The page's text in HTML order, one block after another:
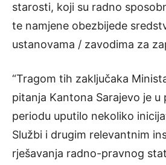
starosti, koji su radno
te namjene obezbijede
ustanovama / zavodima za
“Tragom tih zaključaka
pitanja Kantona Sarajevo je
periodu uputilo nekoliko
Službi i drugim relevantnim
rješavanja radno-pravnog